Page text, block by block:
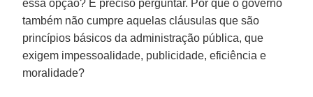
essa opção? É preciso perguntar. Por que o governo
também não cumpre aquelas cláusulas que são
princípios básicos da administração pública, que
exigem impessoalidade, publicidade, eficiência e
moralidade?